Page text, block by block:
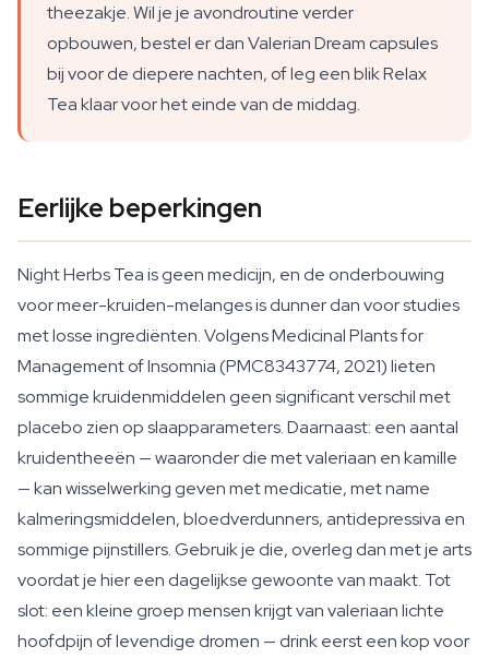
theezakje. Wil je je avondroutine verder
opbouwen, bestel er dan Valerian Dream capsules
bij voor de diepere nachten, of leg een blik Relax
Tea klaar voor het einde van de middag.
Eerlijke beperkingen
Night Herbs Tea is geen medicijn, en de onderbouwing
voor meer-kruiden-melanges is dunner dan voor studies
met losse ingrediënten. VolgensMedicinal Plants for
Management of Insomnia(PMC8343774, 2021) lieten
sommige kruidenmiddelen geen significant verschil met
placebo zien op slaapparameters. Daarnaast: een aantal
kruidentheeën — waaronder die met valeriaan en kamille
— kan wisselwerking geven met medicatie, met name
kalmeringsmiddelen, bloedverdunners, antidepressiva en
sommige pijnstillers. Gebruik je die, overleg dan met je arts
voordat je hier een dagelijkse gewoonte van maakt. Tot
slot: een kleine groep mensen krijgt van valeriaan lichte
hoofdpijn of levendige dromen — drink eerst een kop voor